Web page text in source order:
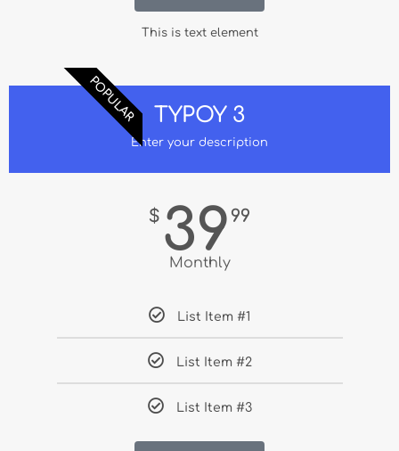
This is text element
POPULAR TYPOY 3
Enter your description
$ 39 99
Monthly
List Item #1
List Item #2
List Item #3